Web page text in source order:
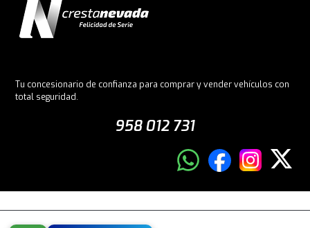
Tu concesionario de confianza para comprar y vender vehículos con
total seguridad.
958 012 731